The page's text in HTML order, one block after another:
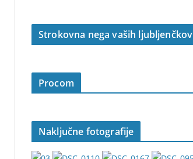
Strokovna nega vaših ljubljenčkov
Procom
Naključne fotografije